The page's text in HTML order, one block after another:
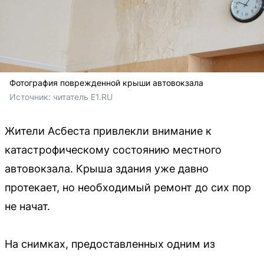
Фотография поврежденной крыши автовокзала
Источник: читатель E1.RU
Жители Асбеста привлекли внимание к
катастрофическому состоянию местного
автовокзала. Крыша здания уже давно
протекает, но необходимый ремонт до сих пор
не начат.
На снимках, предоставленных одним из